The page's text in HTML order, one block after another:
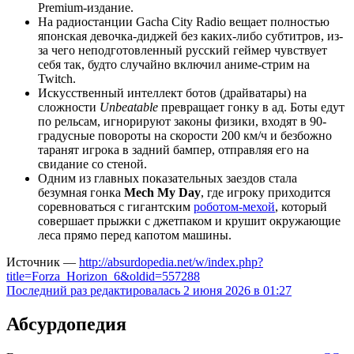
Premium-издание.
На радиостанции Gacha City Radio вещает полностью
японская девочка-диджей без каких-либо субтитров, из-
за чего неподготовленный русский геймер чувствует
себя так, будто случайно включил аниме-стрим на
Twitch.
Искусственный интеллект ботов (драйватары) на
сложности Unbeatable превращает гонку в ад. Боты едут
по рельсам, игнорируют законы физики, входят в 90-
градусные повороты на скорости 200 км/ч и безбожно
таранят игрока в задний бампер, отправляя его на
свидание со стеной.
Одним из главных показательных заездов стала
безумная гонка Mech My Day, где игроку приходится
соревноваться с гигантским роботом-мехой, который
совершает прыжки с джетпаком и крушит окружающие
леса прямо перед капотом машины.
Источник — http://absurdopedia.net/w/index.php?
title=Forza_Horizon_6&oldid=557288
Последний раз редактировалась 2 июня 2026 в 01:27
Абсурдопедия